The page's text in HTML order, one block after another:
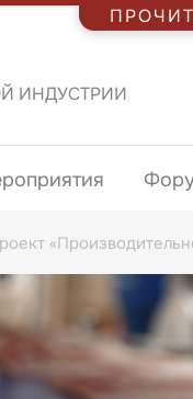
ИНДУСТРИИ